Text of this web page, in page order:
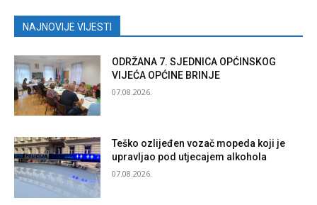
NAJNOVIJE VIJESTI
ODRŽANA 7. SJEDNICA OPĆINSKOG
VIJEĆA OPĆINE BRINJE
07.08.2026.
Teško ozlijeđen vozač mopeda koji je
upravljao pod utjecajem alkohola
07.08.2026.